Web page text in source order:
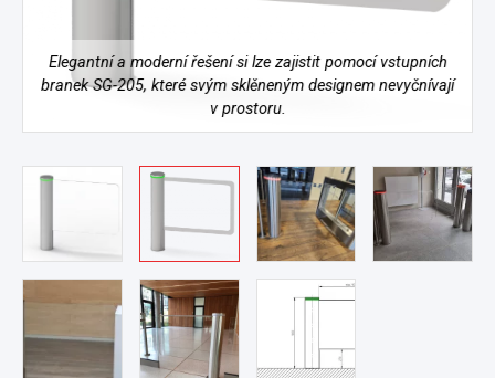
Elegantní a moderní řešení si lze zajistit pomocí vstupních
branek SG-205, které svým sklěneným designem nevyčnívají
v prostoru.